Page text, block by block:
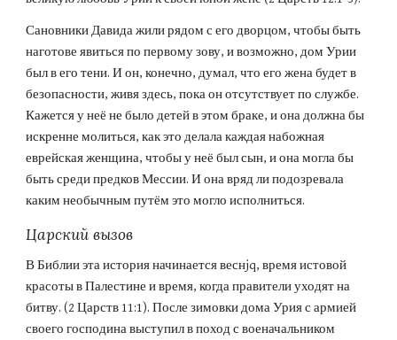
Сановники Давида жили рядом с его дворцом, чтобы быть
наготове явиться по первому зову, и возможно, дом Урии
был в его тени. И он, конечно, думал, что его жена будет в
безопасности, живя здесь, пока он отсутствует по службе.
Кажется у неё не было детей в этом браке, и она должна бы
искренне молиться, как это делала каждая набожная
еврейская женщина, чтобы у неё был сын, и она могла бы
быть среди предков Мессии. И она вряд ли подозревала
каким необычным путём это могло исполниться.
Царский вызов
В Библии эта история начинается веснjq, время истовой
красоты в Палестине и время, когда правители уходят на
битву. (2 Царств 11:1). После зимовки дома Урия с армией
своего господина выступил в поход с военачальником